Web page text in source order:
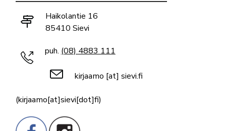
Haikolantie 16
85410 Sievi
puh. (08) 4883 111
kirjaamo [at] sievi.fi
(kirjaamo[at]sievi[dot]fi)